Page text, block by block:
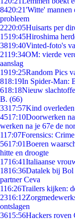
8420:21'Witte' mannen
probleem
2220:05Huisarts per
1519:45Hiroshima
3819:40Vinted-foto's
2119:34OM: vierde
aanslag
1919:25Random Pics
818:19In Spider-Man:
618:18Nieuw
B. (66)
3317:57Kind
4517:10Doorwerken
werken na je 67e de
117:07Forensics:
5617:01Boeren
hitte en droogte
1716:41Italiaanse
1816:36Datalek bij Bol
partner Ceva
116:26Trailers kijken:
2316:12
ontslagen
3615:56Hackers roven